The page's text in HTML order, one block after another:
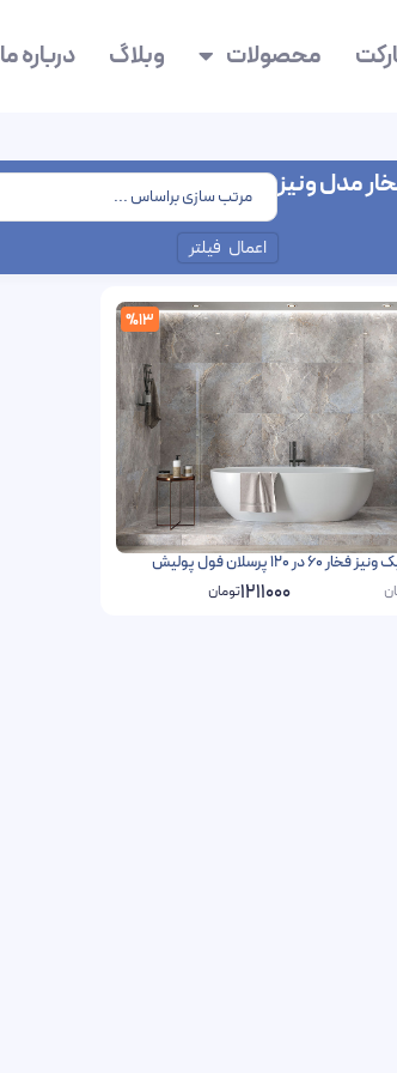
محصولات وبلاگ درباره ما
مدل ونیز
اعمال فیلتر
%13
60 در 120 پرسلان فول پولیش
1211000تومان